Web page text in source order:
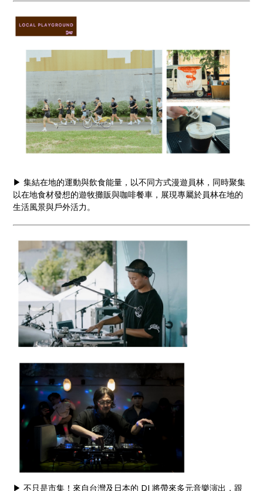
▶ 集結在地的運動與飲食能量，以不同方式漫遊員林，同時聚集
以在地食材發想的遊牧攤販與咖啡餐車，展現專屬於員林在地的
生活風景與戶外活力。
▶ 不只是市集！來自台灣及日本的 DJ 將帶來多元音樂演出，跟